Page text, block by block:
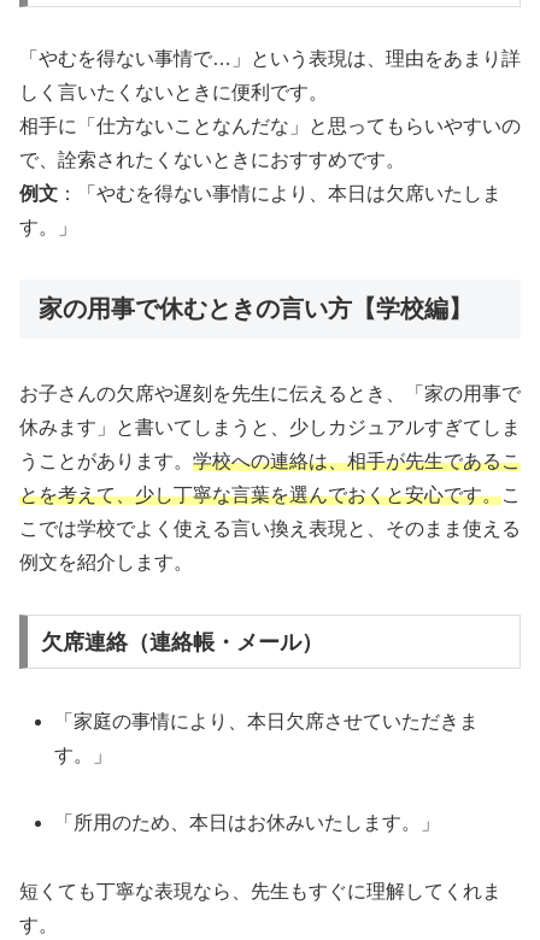
「やむを得ない事情で…」という表現は、理由をあまり詳
しく言いたくないときに便利です。
相手に「仕方ないことなんだな」と思ってもらいやすいの
で、詮索されたくないときにおすすめです。
例文 ：「やむを得ない事情により、本日は欠席いたしま
す。」
家の用事で休むときの言い方【学校編】
お子さんの欠席や遅刻を先生に伝えるとき、「家の用事で
休みます」と書いてしまうと、少しカジュアルすぎてしま
うことがあります。 学校への連絡は、相手が先生であるこ
とを考えて、少し丁寧な言葉を選んでおくと安心です。こ
こでは学校でよく使える言い換え表現と、そのまま使える
例文を紹介します。
欠席連絡（連絡帳・メール）
「家庭の事情により、本日欠席させていただきま
す。」
「所用のため、本日はお休みいたします。」
短くても丁寧な表現なら、先生もすぐに理解してくれま
す。